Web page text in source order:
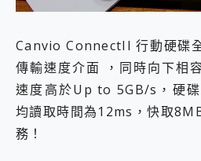
Canvio ConnectII 行動硬碟
傳輸速度介面 ，同時向下相
速度高於Up to 5GB/s，硬
均讀取時間為12ms，快取
務！